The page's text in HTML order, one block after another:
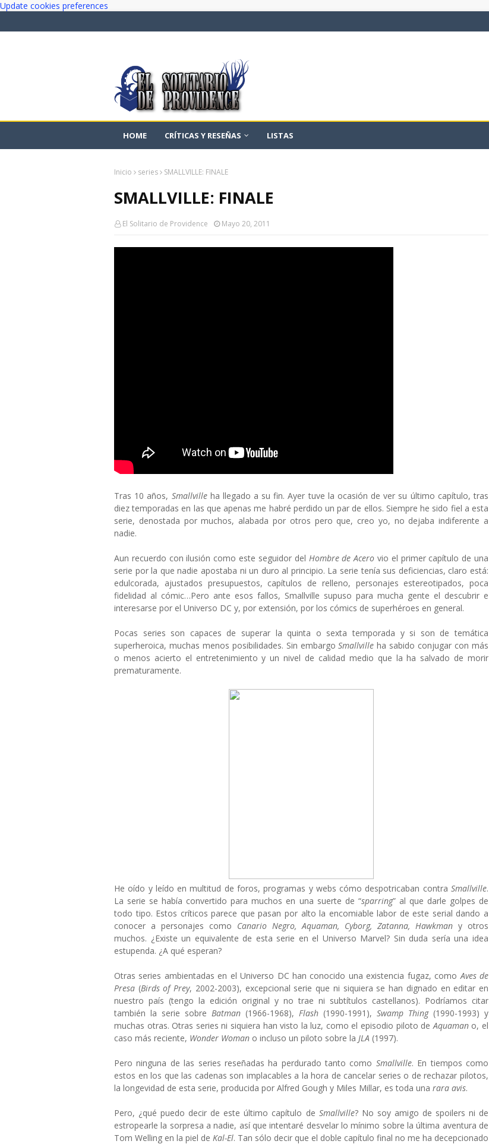
Update cookies preferences
HOME CRÍTICAS Y RESEÑAS LISTAS
Inicio series SMALLVILLE: FINALE
SMALLVILLE: FINALE
El Solitario de Providence Mayo 20, 2011
Tras 10 años, Smallvilleha llegado a su fin. Ayer tuve la ocasión de ver su último capítulo, tras
diez temporadas en las que apenas me habré perdido un par de ellos. Siempre he sido fiel a esta
serie, denostada por muchos, alabada por otros pero que, creo yo, no dejaba indiferente a
nadie.
Aun recuerdo con ilusión como este seguidor del Hombre de Acero vio el primer capítulo de una
serie por la que nadie apostaba ni un duro al principio. La serie tenía sus deficiencias, claro está:
edulcorada, ajustados presupuestos, capítulos de relleno, personajes estereotipados, poca
fidelidad al cómic…Pero ante esos fallos, Smallville supuso para mucha gente el descubrir e
interesarse por el Universo DC y, por extensión, por los cómics de superhéroes en general.
Pocas series son capaces de superar la quinta o sexta temporada y si son de temática
superheroica, muchas menos posibilidades. Sin embargoSmallville ha sabido conjugar con más
o menos acierto el entretenimiento y un nivel de calidad medio que la ha salvado de morir
prematuramente.
He oído y leído en multitud de foros, programas y webs cómo despotricaban contra Smallville.
La serie se había convertido para muchos en una suerte de “sparring” al que darle golpes de
todo tipo. Estos críticos parece que pasan por alto la encomiable labor de este serial dando a
conocer a personajes como Canario Negro, Aquaman, Cyborg, Zatanna, Hawkman y otros
muchos. ¿Existe un equivalente de esta serie en el Universo Marvel? Sin duda sería una idea
estupenda. ¿A qué esperan?
Otras series ambientadas en el Universo DC han conocido una existencia fugaz, comoAves de
Presa (Birds of Prey, 2002-2003), excepcional serie que ni siquiera se han dignado en editar en
nuestro país (tengo la edición original y no trae ni subtítulos castellanos). Podríamos citar
también la serie sobre Batman (1966-1968), Flash (1990-1991), Swamp Thing(1990-1993) y
muchas otras. Otras series ni siquiera han visto la luz, como el episodio piloto deAquamano, el
caso más reciente, Wonder Woman o incluso un piloto sobre la JLA (1997).
Pero ninguna de las series reseñadas ha perdurado tanto como Smallville. En tiempos como
estos en los que las cadenas son implacables a la hora de cancelar series o de rechazar pilotos,
la longevidad de esta serie, producida por Alfred Gough y Miles Millar, es toda una rara avis.
Pero, ¿qué puedo decir de este último capítulo de Smallville? No soy amigo de spoilers ni de
estropearle la sorpresa a nadie, así que intentaré desvelar lo mínimo sobre la última aventura de
Tom Welling en la piel de Kal-El. Tan sólo decir que el doble capítulo final no me ha decepcionado